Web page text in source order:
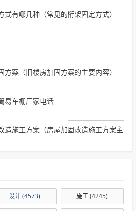
式有哪几种（常见的桁架固定方式）
方案（旧楼房加固方案的主要内容）
易车棚厂家电话
造施工方案（房屋加固改造施工方案主
设计(4573) 施工(4245)